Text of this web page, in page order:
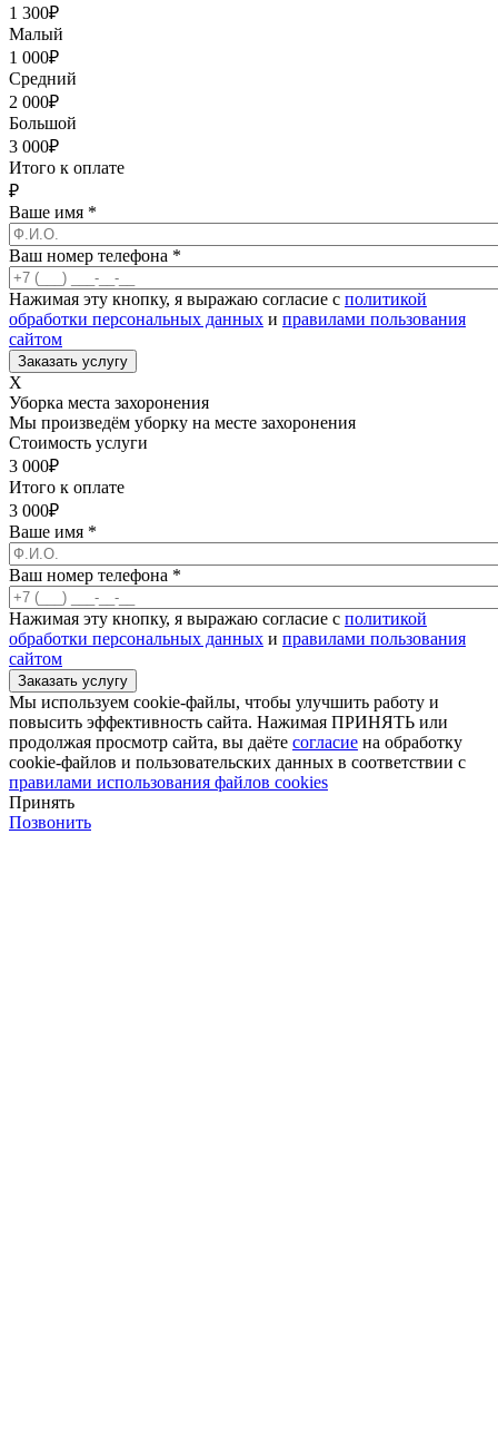
1 300₽
Малый
1 000₽
Средний
2 000₽
Большой
3 000₽
Итого к оплате
₽
Ваше имя *
Ваш номер телефона *
Нажимая эту кнопку, я выражаю согласие с политикой
обработки персональных данных и правилами пользования
сайтом
X
Уборка места захоронения
Мы произведём уборку на месте захоронения
Стоимость услуги
3 000₽
Итого к оплате
3 000₽
Ваше имя *
Ваш номер телефона *
Нажимая эту кнопку, я выражаю согласие с политикой
обработки персональных данных и правилами пользования
сайтом
Мы используем cookie-файлы, чтобы улучшить работу и
повысить эффективность сайта. Нажимая ПРИНЯТЬ или
продолжая просмотр сайта, вы даёте согласие на обработку
cookie-файлов и пользовательских данных в соответствии с
правилами использования файлов cookies
Принять
Позвонить